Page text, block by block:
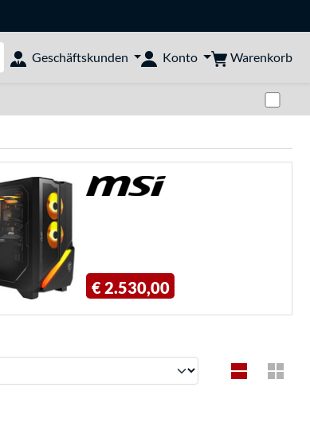
durchführen
Geschäftskunden Konto Warenkorb
€ 2.530,00